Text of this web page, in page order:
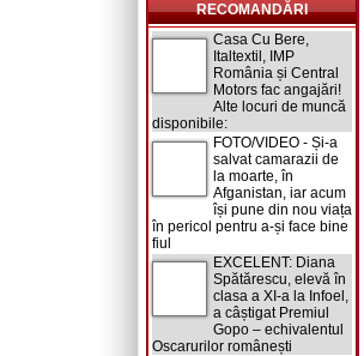
RECOMANDĂRI
Casa Cu Bere,
Italtextil, IMP
România și Central
Motors fac angajări!
Alte locuri de muncă
disponibile:
FOTO/VIDEO - Și-a
salvat camarazii de
la moarte, în
Afganistan, iar acum
își pune din nou viața
în pericol pentru a-și face bine
fiul
EXCELENT: Diana
Spătărescu, elevă în
clasa a XI-a la Infoel,
a câștigat Premiul
Gopo – echivalentul
Oscarurilor românești